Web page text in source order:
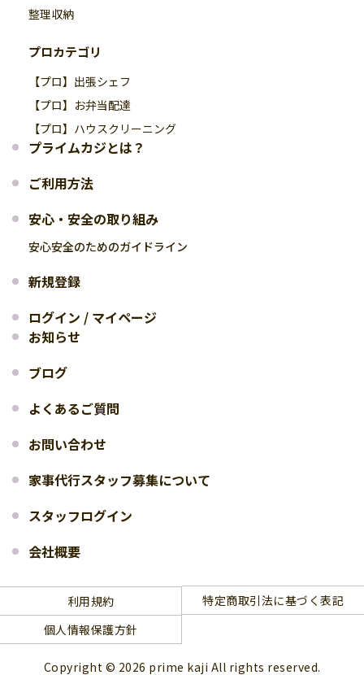
整理収納
プロカテゴリ
【プロ】出張シェフ
【プロ】お弁当配達
【プロ】ハウスクリーニング
プライムカジとは？
ご利用方法
安心・安全の取り組み
安心安全のためのガイドライン
新規登録
ログイン / マイページ
お知らせ
ブログ
よくあるご質問
お問い合わせ
家事代行スタッフ募集について
スタッフログイン
会社概要
利用規約
特定商取引法に基づく表記
個人情報保護方針
Copyright © 2026 prime kaji All rights reserved.